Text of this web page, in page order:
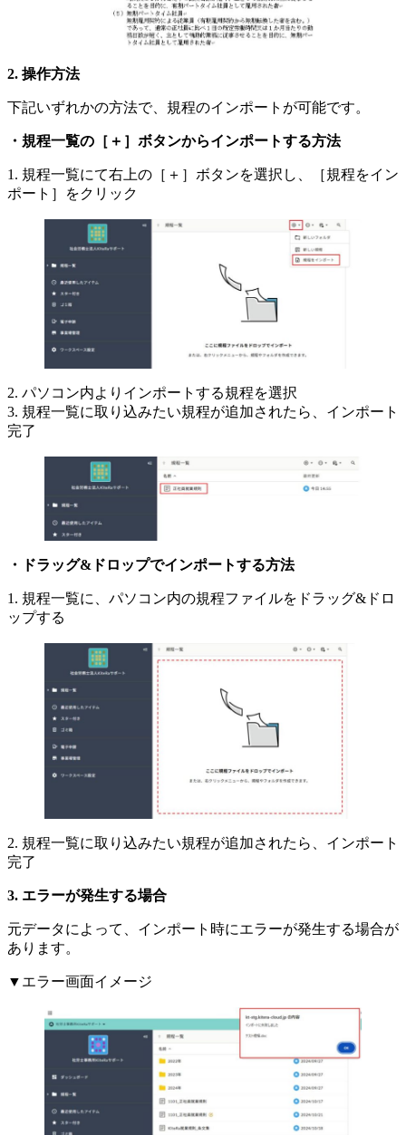
操作方法
下記いずれかの方法で、規程のインポートが可能です。
・規程一覧の［＋］ボタンからインポートする方法
1. 規程一覧にて右上の［＋］ボタンを選択し、［規程をイン
ポート］をクリック
2. パソコン内よりインポートする規程を選択
3. 規程一覧に取り込みたい規程が追加されたら、インポート
完了
・ドラッグ&ドロップでインポートする方法
1. 規程一覧に、パソコン内の規程ファイルをドラッグ&ドロ
ップする
2. 規程一覧に取り込みたい規程が追加されたら、インポート
完了
エラーが発生する場合
元データによって、インポート時にエラーが発生する場合が
あります。
▼エラー画面イメージ